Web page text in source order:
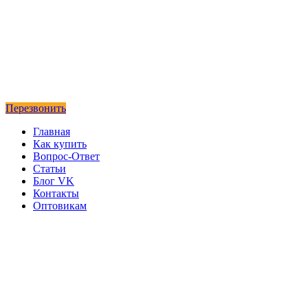
Перезвонить
Главная
Как купить
Вопрос-Ответ
Статьи
Блог VK
Контакты
Оптовикам